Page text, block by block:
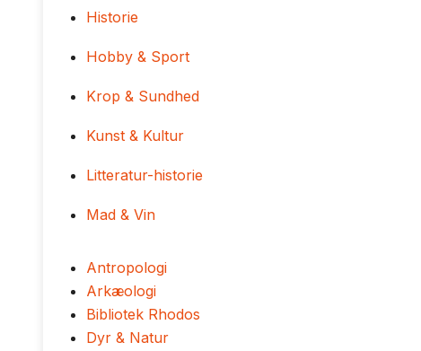
Historie
Hobby & Sport
Krop & Sundhed
Kunst & Kultur
Litteratur-historie
Mad & Vin
Antropologi
Arkæologi
Bibliotek Rhodos
Dyr & Natur